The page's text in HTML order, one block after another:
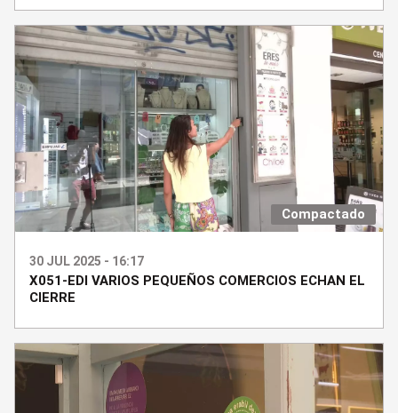
Compactado
30 JUL 2025 - 16:17
X051-EDI VARIOS PEQUEÑOS COMERCIOS ECHAN EL
CIERRE